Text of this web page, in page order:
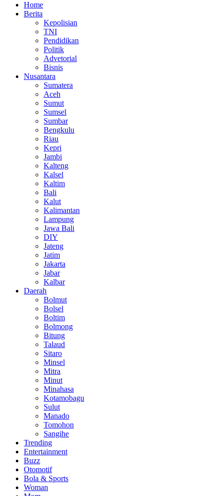
Home
Berita
Kepolisian
TNI
Pendidikan
Politik
Advetorial
Bisnis
Nusantara
Sumatera
Aceh
Sumut
Sumsel
Sumbar
Bengkulu
Riau
Kepri
Jambi
Kalteng
Kalsel
Kaltim
Bali
Kalut
Kalimantan
Lampung
Jawa Bali
DIY
Jateng
Jatim
Jakarta
Jabar
Kalbar
Daerah
Bolmut
Bolsel
Boltim
Bolmong
Bitung
Talaud
Sitaro
Minsel
Mitra
Minut
Minahasa
Kotamobagu
Sulut
Manado
Tomohon
Sangihe
Trending
Entertainment
Buzz
Otomotif
Bola & Sports
Woman